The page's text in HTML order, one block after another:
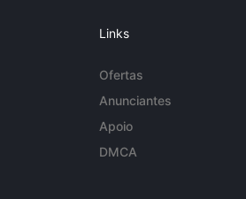
Links
Ofertas
Anunciantes
Apoio
DMCA